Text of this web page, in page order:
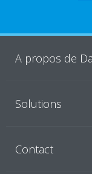
A propos de
Solutions
Contact